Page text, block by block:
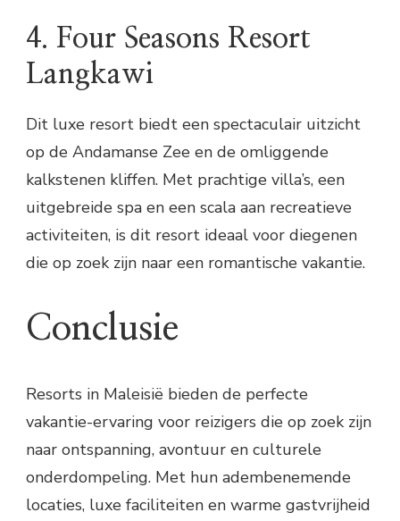
4. Four Seasons Resort
Langkawi
Dit luxe resort biedt een spectaculair uitzicht
op de Andamanse Zee en de omliggende
kalkstenen kliffen. Met prachtige villa’s, een
uitgebreide spa en een scala aan recreatieve
activiteiten, is dit resort ideaal voor diegenen
die op zoek zijn naar een romantische vakantie.
Conclusie
Resorts in Maleisië bieden de perfecte
vakantie-ervaring voor reizigers die op zoek zijn
naar ontspanning, avontuur en culturele
onderdompeling. Met hun adembenemende
locaties, luxe faciliteiten en warme gastvrijheid